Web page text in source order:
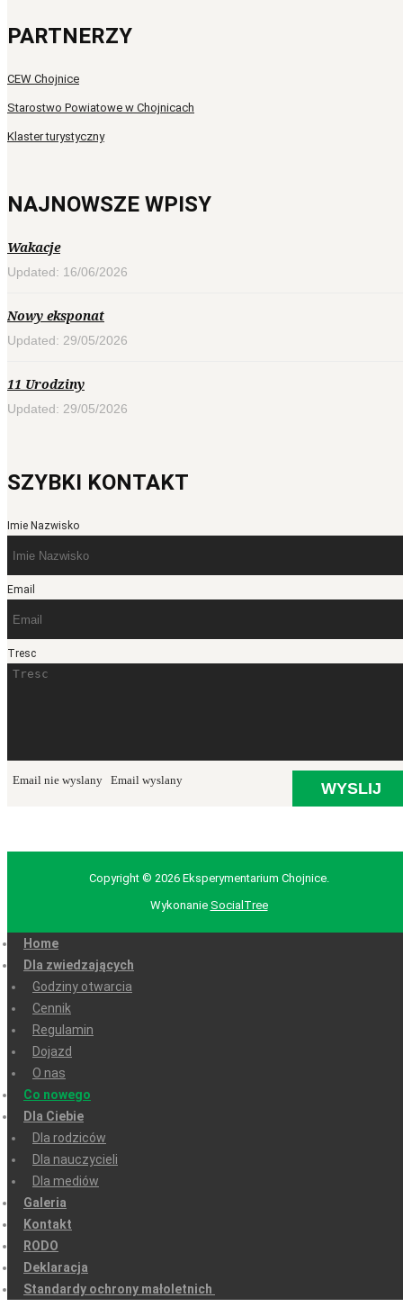
PARTNERZY
CEW Chojnice
Starostwo Powiatowe w Chojnicach
Klaster turystyczny
NAJNOWSZE WPISY
Wakacje
Updated: 16/06/2026
Nowy eksponat
Updated: 29/05/2026
11 Urodziny
Updated: 29/05/2026
SZYBKI KONTAKT
Imie Nazwisko
Email
Tresc
Email nie wyslany Email wyslany
Copyright © 2026 Eksperymentarium Chojnice.
Wykonanie SocialTree
Home
Dla zwiedzających
Godziny otwarcia
Cennik
Regulamin
Dojazd
O nas
Co nowego
Dla Ciebie
Dla rodziców
Dla nauczycieli
Dla mediów
Galeria
Kontakt
RODO
Deklaracja
Standardy ochrony małoletnich